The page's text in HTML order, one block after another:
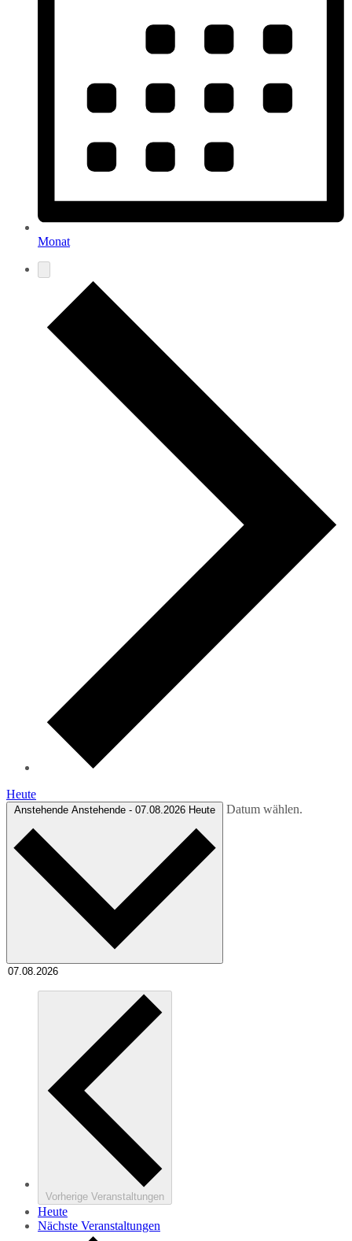
Monat
Heute
Anstehende Anstehende - 07.08.2026 Heute Datum wählen.
Vorherige Veranstaltungen
Heute
Nächste Veranstaltungen